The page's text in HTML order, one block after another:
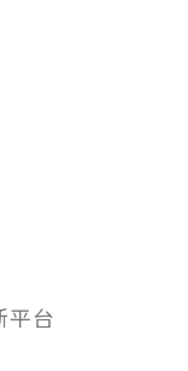
平台